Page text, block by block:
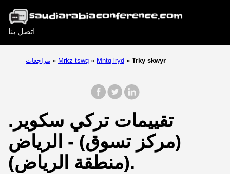
اتصل بنا
مراجعات » Mrkz tswq » Mntq lryd » Trky skwyr
تقييمات تركي سكوير.
(مركز تسوق) - الرياض
(منطقة الرياض).